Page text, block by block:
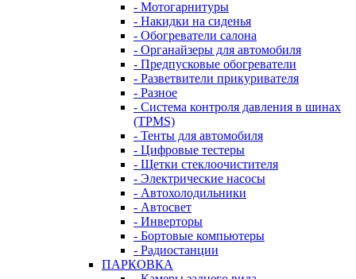
- Мотогарнитуры
- Накидки на сиденья
- Обогреватели салона
- Органайзеры для автомобиля
- Предпусковые обогреватели
- Разветвители прикуривателя
- Разное
- Система контроля давления в шинах
(TPMS)
- Тенты для автомобиля
- Цифровые тестеры
- Щетки стеклоочистителя
- Электрические насосы
- Автохолодильники
- Автосвет
- Инверторы
- Бортовые компьютеры
- Радиостанции
ПАРКОВКА